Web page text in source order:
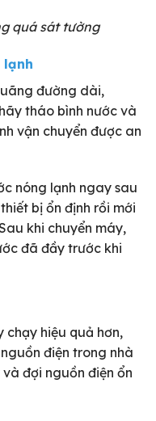
quá sát tường
lạnh
đường dài,
tháo bình nước và
vận chuyển được an
nóng lạnh ngay sau
bị ổn định rồi mới
khi chuyển máy,
đã đầy trước khi
chạy hiệu quả hơn,
điện trong nhà
đợi nguồn điện ổn